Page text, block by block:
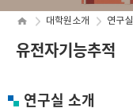
대학원소개 연구실
유전자기능추적
연구실 소개